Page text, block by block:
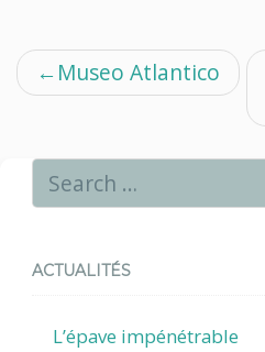
Navigation
l’article
Museo Atlantico
ACTUALITÉS
L’épave impénétrable